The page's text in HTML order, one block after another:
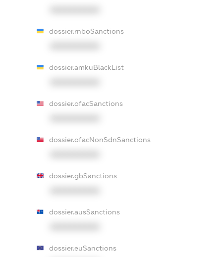
dossier.rnboSanctions
dossier.amkuBlackList
dossier.ofacSanctions
dossier.ofacNonSdnSanctions
dossier.gbSanctions
dossier.ausSanctions
dossier.euSanctions